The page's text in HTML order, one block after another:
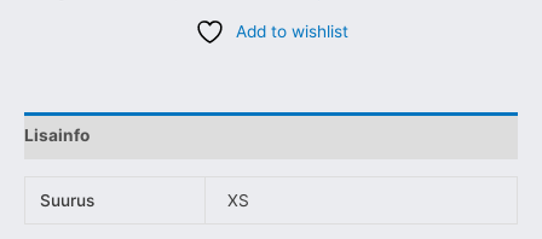
Add to wishlist
Lisainfo
Suurus XS